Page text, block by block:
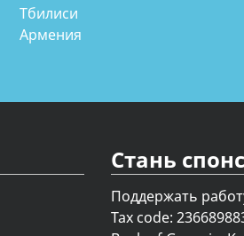
Тбилиси
Армения
Стань
Поддержать
Tax code: